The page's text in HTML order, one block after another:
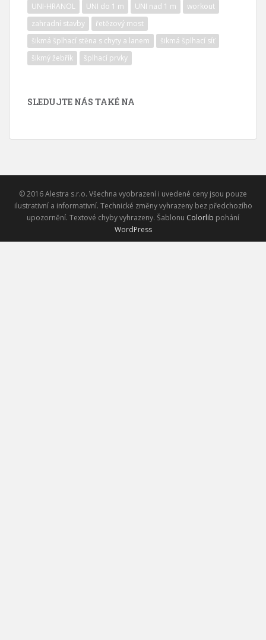
UNI-HRANOL
UNI do 1 m UNI nad 1 m
workout
zahradní stavby
řetězový most
šikmá šplhací stěna s chyty a lanem
šikmá šplhací síť
šikmý žebřík
šplhací prvky
SLEDUJTE NÁS TAKÉ NA
© 2016 Alestra s.r.o. Všechna vyobrazení i uvedené ceny jsou pouze
ilustrativní a informativní. Technické změny vyhrazeny bez předchozího
upozornění. Textové chyby vyhrazeny. Šablonu Colorlib pohání
WordPress